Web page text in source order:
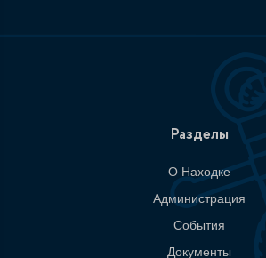
Разделы
О Находке
Администрация
События
Документы